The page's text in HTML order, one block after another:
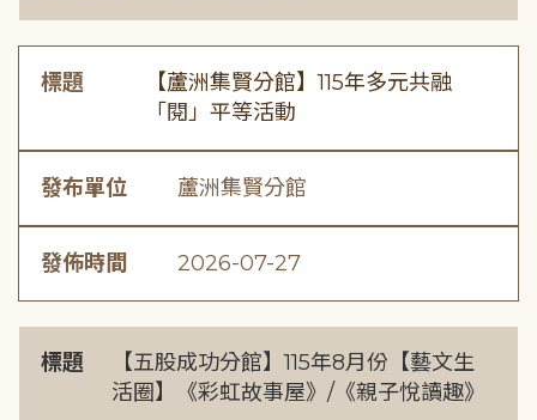
標題
【蘆洲集賢分館】115年多元共融
「閱」平等活動
發布單位 蘆洲集賢分館
發佈時間 2026-07-27
標題
【五股成功分館】115年8月份【藝文生
活圈】《彩虹故事屋》/《親子悅讀趣》